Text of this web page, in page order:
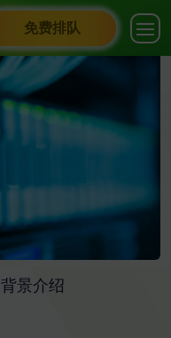
免费排队
背景介绍